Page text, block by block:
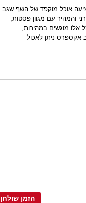
אוכל מוקפד של השף שגב
והמהיר עם מגוון פסטות,
אלו מוגשים במהירות,
אקספרס ניתן לאכול
הזמן שולחן